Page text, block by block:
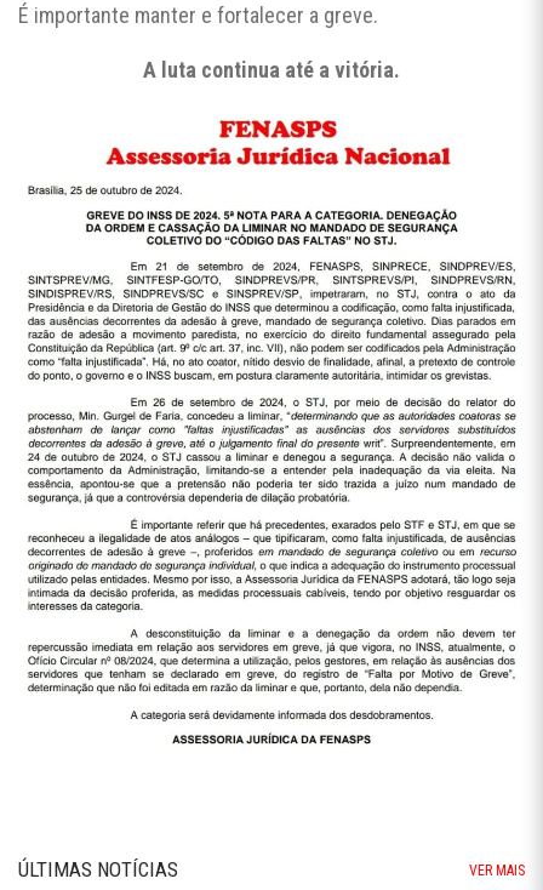
É importante manter e fortalecer a greve.
A luta continua até a vitória.
ÚLTIMAS NOTÍCIAS VER MAIS